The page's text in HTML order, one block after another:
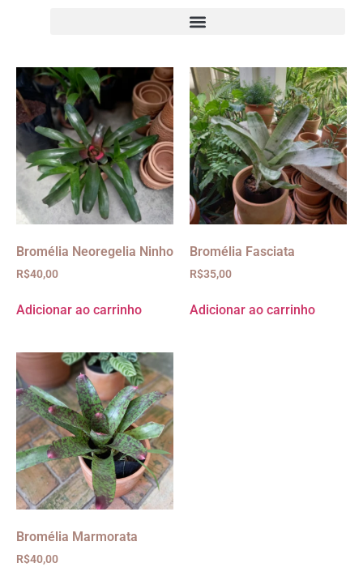
Bromélia Neoregelia Ninho
R$40,00
Adicionar ao carrinho
Bromélia Fasciata
R$35,00
Adicionar ao carrinho
Bromélia Marmorata
R$40,00